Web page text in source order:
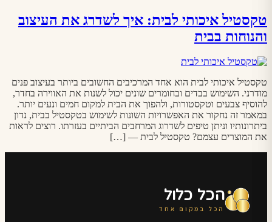
טקסטיל איכותי לבית: איך לשדרג את העיצוב
והנוחות בבית
טקסטיל איכותי לבית הוא אחד המרכיבים החשובים ביותר בעיצוב פנים
מודרני. השימוש בבדים ובחומרים שונים יכול לשנות את האווירה בחדר,
להוסיף צבעים וטקסטורות, ולהפוך את הבית למקום חמים ונעים יותר.
במאמר זה נחקור את האפשרויות השונות לשימוש בטקסטיל בבית, נדון
ביתרונותיו וניתן טיפים לשדרוג המרחבים הביתיים בעזרתו. רוצים לראות
את המוצרים עצמם? טקסטיל לבית — […]
הכל כלול
הכל במקום אחד